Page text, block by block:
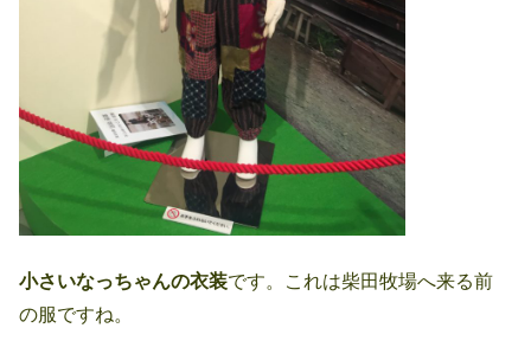
小さいなっちゃんの衣装です。これは柴田牧場へ来る前
の服ですね。